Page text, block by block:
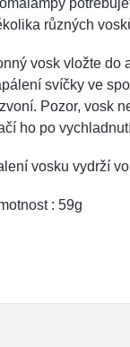
různých
vosk vložte do
svíčky ve
Pozor, vosk
ho po
vosku vydrží
: 59g